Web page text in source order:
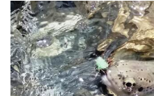
Image